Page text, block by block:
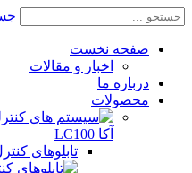
صفحه نخست
اخبار و مقالات
درباره ما
محصولات
آکا LC100
تابلوهای کنترل